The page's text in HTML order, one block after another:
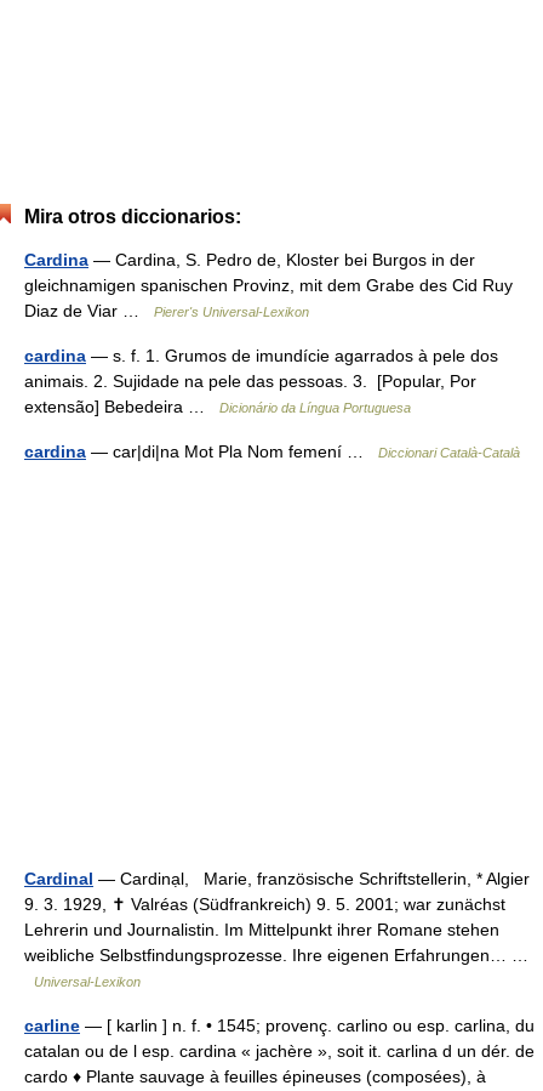
Mira otros diccionarios:
Cardina — Cardina, S. Pedro de, Kloster bei Burgos in der
gleichnamigen spanischen Provinz, mit dem Grabe des Cid Ruy
Diaz de Viar …
Pierer's Universal-Lexikon
cardina — s. f. 1. Grumos de imundície agarrados à pele dos
animais. 2. Sujidade na pele das pessoas. 3. [Popular, Por
extensão] Bebedeira …
Dicionário da Língua Portuguesa
cardina — car|di|na Mot Pla Nom femení … Diccionari Català-Català
Cardinal — Cardinạl, Marie, französische Schriftstellerin, * Algier
9. 3. 1929, ✝ Valréas (Südfrankreich) 9. 5. 2001; war zunächst
Lehrerin und Journalistin. Im Mittelpunkt ihrer Romane stehen
weibliche Selbstfindungsprozesse. Ihre eigenen Erfahrungen… …
Universal-Lexikon
carline — [ karlin ] n. f. • 1545; provenç. carlino ou esp. carlina, du
catalan ou de l esp. cardina « jachère », soit it. carlina d un dér. de
cardo ♦ Plante sauvage à feuilles épineuses (composées), à